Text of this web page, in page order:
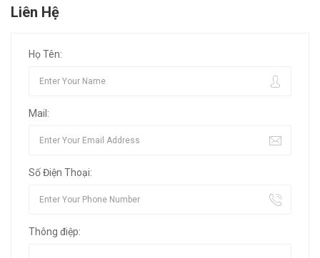
Liên Hệ
Họ Tên:
Mail:
Số Điện Thoại:
Thông điệp: